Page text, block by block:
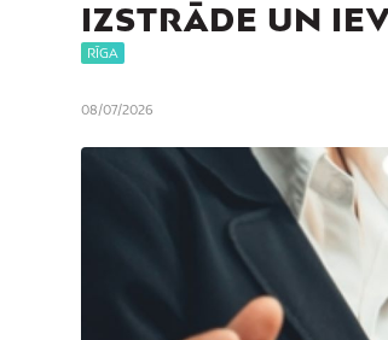
IZSTRĀDE UN
RĪGA
08/07/2026